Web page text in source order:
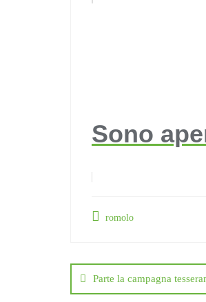
Sono
romolo
articoli
Parte la campagna